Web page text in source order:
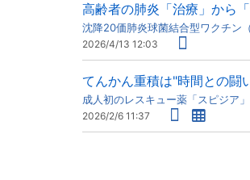
高齢者の肺炎「治療」から
沈降20価肺炎球菌結合型ワクチン
2026/4/13 12:03
てんかん重積は"時間との闘
成人初のレスキュー薬「スピジア
2026/2/6 11:37